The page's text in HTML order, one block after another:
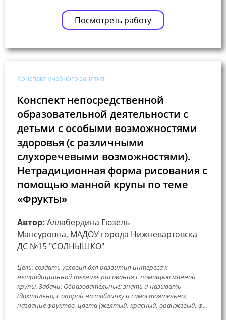
Посмотреть работу
Конспект учебного занятия
Конспект непосредственной
образовательной деятельности с
детьми с особыми возможностями
здоровья (с различными
слухоречевыми возможностями).
Нетрадиционная форма рисования с
помощью манной крупы по теме
«Фрукты»
Автор: Аллабердина Гюзель
Мансуровна, МАДОУ города Нижневартовска
ДС №15 "СОЛНЫШКО"
Цель: создать условия для развития интереса к
нетрадиционной технике рисования с помощью манной
крупы. Задачи: Образовательные: знать и называть
(дактильно, с опорой на табличку и самостоятельно)
название фруктов, цвета (желтый, красный, оранжевый, ф...